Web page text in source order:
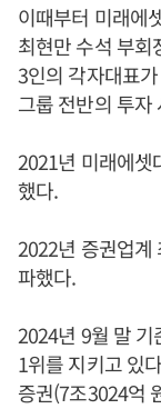
이때부터 미래에
최현만 수석 부회
3인의 각자대표
그룹 전반의 투자
2021년 미래에셋
했다.
2022년 증권업계
파했다.
2024년 9월 말
1위를 지키고 있
증권(7조3024억